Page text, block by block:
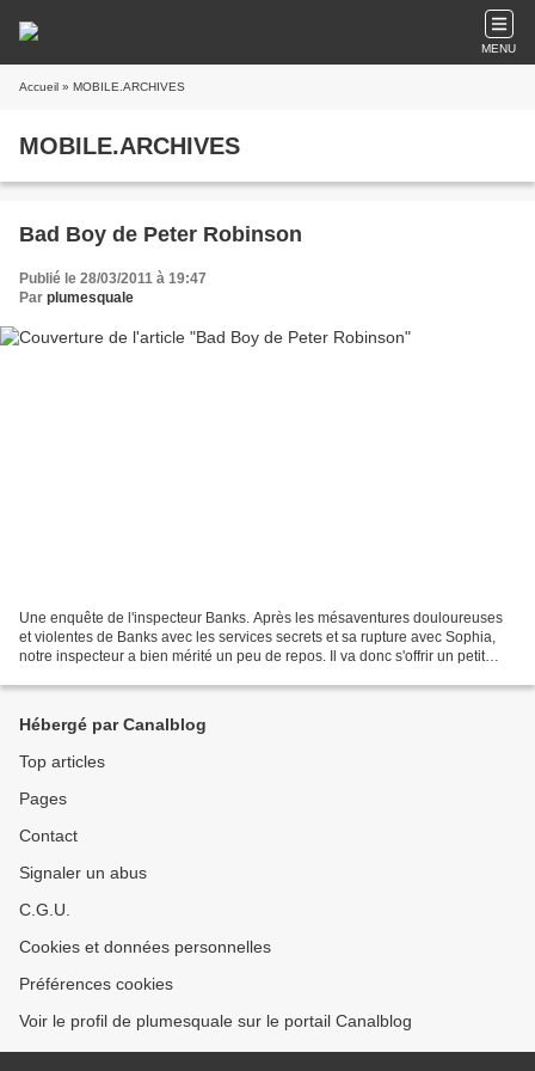
MENU
Accueil » MOBILE.ARCHIVES
MOBILE.ARCHIVES
Bad Boy de Peter Robinson
Publié le 28/03/2011 à 19:47
Par plumesquale
Une enquête de l'inspecteur Banks. Après les mésaventures douloureuses
et violentes de Banks avec les services secrets et sa rupture avec Sophia,
notre inspecteur a bien mérité un peu de repos. Il va donc s'offrir un petit
Hébergé par Canalblog
Top articles
Pages
Contact
Signaler un abus
C.G.U.
Cookies et données personnelles
Préférences cookies
Voir le profil de plumesquale sur le portail Canalblog